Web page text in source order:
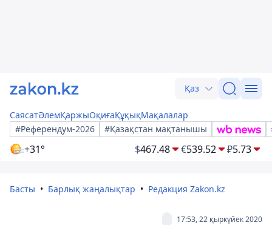
Қаз
СаясатӘлемҚаржыОқиғаҚұқықМақалалар
#Референдум-2026
#Қазақстан мақтанышы
+31° $467.48 €539.52 ₽5.73
Басты Барлық жаңалықтар Редакция Zakon.kz
17:53, 22 қыркүйек 2020